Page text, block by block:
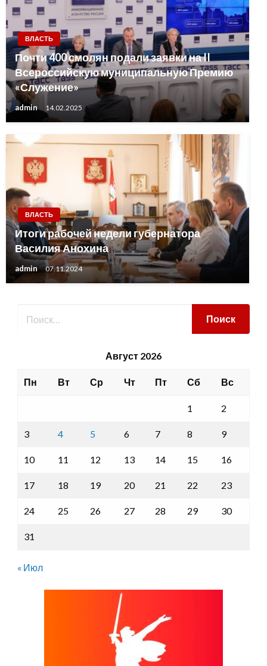
ВЛАСТЬ
Почти 400 смолян подали заявки на II
Всероссийскую муниципальную Премию
«Служение»
admin 14.02.2025
ВЛАСТЬ
Итоги рабочей недели губернатора
Василия Анохина
admin 07.11.2024
Август 2026
Пн Вт Ср Чт Пт Сб Вс
1 2
3 4 5 6 7 8 9
10 11 12 13 14 15 16
17 18 19 20 21 22 23
24 25 26 27 28 29 30
31
« Июл